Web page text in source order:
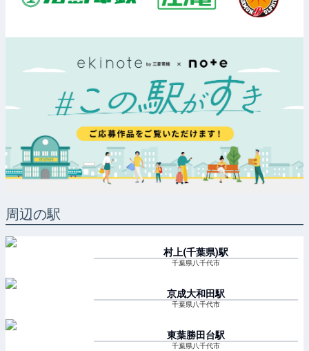
周辺の駅
村上(千葉県)駅
千葉県八千代市
京成大和田駅
千葉県八千代市
東葉勝田台駅
千葉県八千代市